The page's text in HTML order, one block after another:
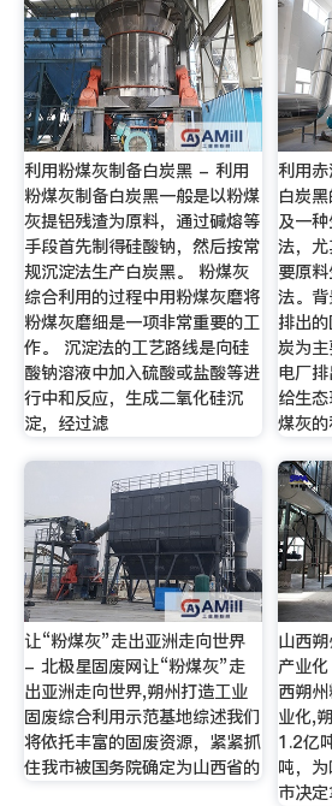
利用粉煤灰制备白炭黑 - 利用
粉煤灰制备白炭黑一般是以粉煤
灰提铝残渣为原料，通过碱熔等
手段首先制得硅酸钠，然后按常
规沉淀法生产白炭黑。 粉煤灰
综合利用的过程中用粉煤灰磨将
粉煤灰磨细是一项非常重要的工
作。 沉淀法的工艺路线是向硅
酸钠溶液中加入硫酸或盐酸等进
行中和反应，生成二氧化硅沉
淀，经过滤
利用
白炭
及一
法，
要原
法。
排出
炭为
电厂排
给生
煤灰
让“粉煤灰”走出亚洲走向世界
- 北极星固废网让“粉煤灰”走
出亚洲走向世界,朔州打造工业
固废综合利用示范基地综述我们
将依托丰富的固废资源，紧紧抓
住我市被国务院确定为山西省的
山西
产业
西朔
业化,
1.2亿
吨，
市决